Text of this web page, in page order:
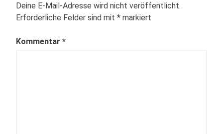
Deine E-Mail-Adresse wird nicht veröffentlicht.
Erforderliche Felder sind mit * markiert
Kommentar *